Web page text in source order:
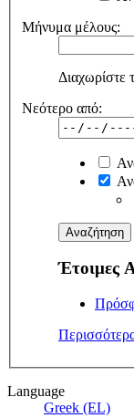
Μήνυμα μέλους:
Διαχωρίστε
Νεότερο από:
Έτοιμες
Language
Greek (EL)